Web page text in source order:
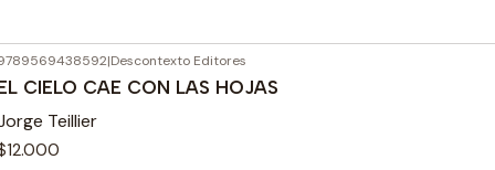
|Descontexto Editores
CIELO CAE CON LAS HOJAS
Teillier